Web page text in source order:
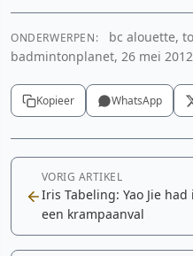
ONDERWERPEN:
bc alouette,
badmintonplanet, 26 mei 2012
Kopieer WhatsApp
VORIG ARTIKEL
Iris Tabeling: Yao Jie
een krampaanval